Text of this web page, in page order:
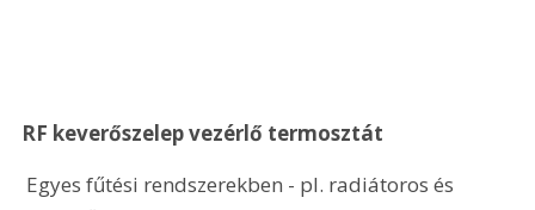
RF keverőszelep vezérlő termosztát